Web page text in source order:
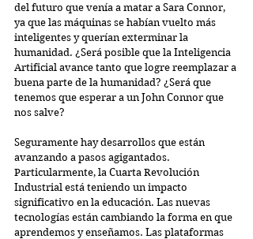
del futuro que venía a matar a Sara Connor,
ya que las máquinas se habían vuelto más
inteligentes y querían exterminar la
humanidad. ¿Será posible que la Inteligencia
Artificial avance tanto que logre reemplazar a
buena parte de la humanidad? ¿Será que
tenemos que esperar a un John Connor que
nos salve?
Seguramente hay desarrollos que están
avanzando a pasos agigantados.
Particularmente, la Cuarta Revolución
Industrial está teniendo un impacto
significativo en la educación. Las nuevas
tecnologías están cambiando la forma en que
aprendemos y enseñamos. Las plataformas